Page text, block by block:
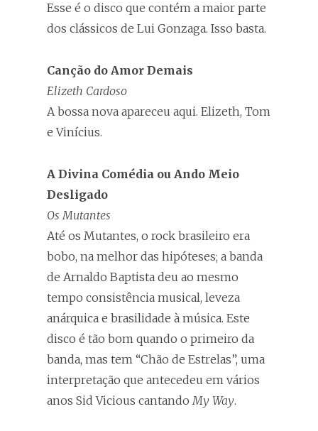
Esse é o disco que contém a maior parte
dos clássicos de Lui Gonzaga. Isso basta.
Canção do Amor Demais
Elizeth Cardoso
A bossa nova apareceu aqui. Elizeth, Tom
e Vinícius.
A Divina Comédia ou Ando Meio
Desligado
Os Mutantes
Até os Mutantes, o rock brasileiro era
bobo, na melhor das hipóteses; a banda
de Arnaldo Baptista deu ao mesmo
tempo consistência musical, leveza
anárquica e brasilidade à música. Este
disco é tão bom quando o primeiro da
banda, mas tem “Chão de Estrelas”, uma
interpretação que antecedeu em vários
anos Sid Vicious cantandoMy Way.